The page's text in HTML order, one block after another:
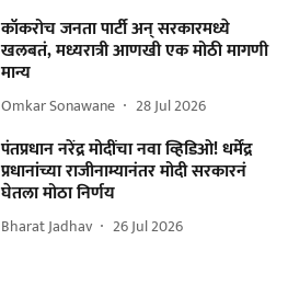
कॉकरोच जनता पार्टी अन् सरकारमध्ये
खलबतं, मध्यरात्री आणखी एक मोठी मागणी
मान्य
Omkar Sonawane 28 Jul 2026
पंतप्रधान नरेंद्र मोदींचा नवा व्हिडिओ! धर्मेंद्र
प्रधानांच्या राजीनाम्यानंतर मोदी सरकारनं
घेतला मोठा निर्णय
Bharat Jadhav 26 Jul 2026